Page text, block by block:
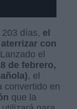
días, el
con
el
de febrero,
, el
convertido en
que la